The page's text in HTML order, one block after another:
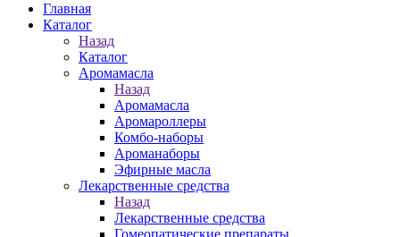
Главная
Каталог
Назад
Каталог
Аромамасла
Назад
Аромамасла
Аромароллеры
Комбо-наборы
Ароманаборы
Эфирные масла
Лекарственные средства
Назад
Лекарственные средства
Гомеопатические препараты